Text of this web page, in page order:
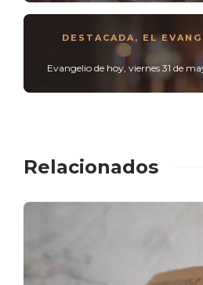
DESTACADA, EL
Evangelio de hoy, viernes 31 de
Relacionados